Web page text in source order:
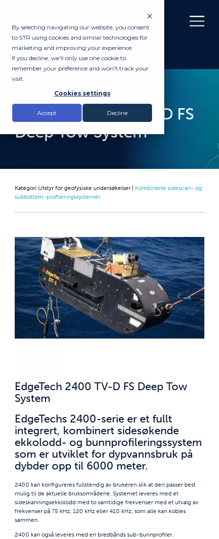
By selecting navigating our website, you consent
to STR using cookies and similar technologies for
marketing and improving your experience.
If you decline, we'll only use one cookie to
remember your preference and won't track your
visit.
Cookies settings
Accept Decline
EdgeTech 2400 TV-D FS
Deep Tow System
Kategori Utstyr for geofysiske undersøkelser
Kombinerte sidescan- og
subbottom-profileringssystemer
EdgeTech 2400 TV-D FS Deep Tow
System
EdgeTechs 2400-serie er et fullt
integrert, kombinert sidesøkende
ekkolodd- og bunnprofileringssystem
som er utviklet for dypvannsbruk på
dybder opp til 6000 meter.
2400 kan konfigureres fullstendig av brukeren slik at den passer best
mulig til de aktuelle bruksområdene. Systemet leveres med et
sideskanningsekkolodd med to samtidige frekvenser med et utvalg av
frekvenser på 75 kHz, 120 kHz eller 410 kHz, som alle kan kobles
sammen.
2400 kan også leveres med en bredbånds sub-bunnprofiler.